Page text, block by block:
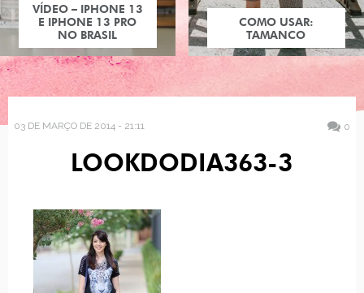
VÍDEO – IPHONE 13
E IPHONE 13 PRO
NO BRASIL
COMO USAR:
TAMANCO
03 DE MARÇO DE 2014 - 21:11 0
LOOKDODIA363-3